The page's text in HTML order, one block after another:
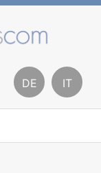
DE IT
Procédure de
Base légale